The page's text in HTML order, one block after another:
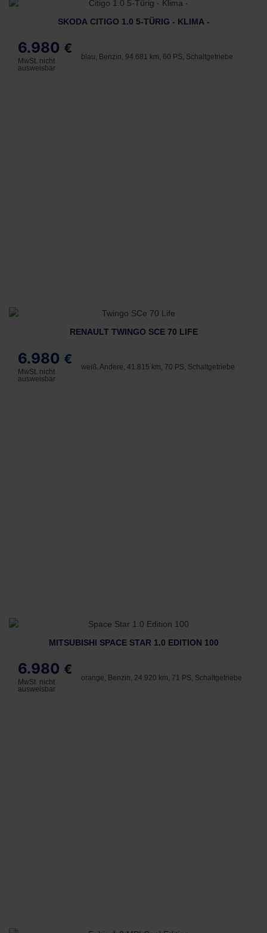
SKODA CITIGO 1.0 5-TÜRIG - KLIMA -
6.980 €
MwSt. nicht
ausweisbar
blau, Benzin, 94.681 km, 60 PS, Schaltgetriebe
RENAULT TWINGO SCE 70 LIFE
6.980 €
MwSt. nicht
ausweisbar
weiß, Andere, 41.815 km, 70 PS, Schaltgetriebe
MITSUBISHI SPACE STAR 1.0 EDITION 100
6.980 €
MwSt. nicht
ausweisbar
orange, Benzin, 24.920 km, 71 PS, Schaltgetriebe